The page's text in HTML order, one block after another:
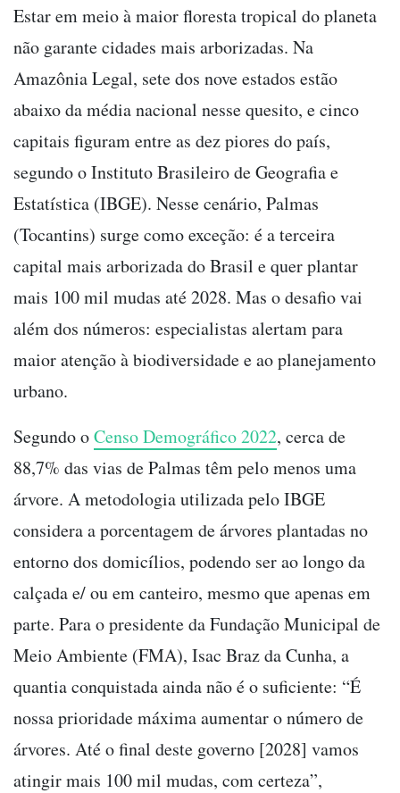
Estar em meio à maior floresta tropical do planeta
não garante cidades mais arborizadas. Na
Amazônia Legal, sete dos nove estados estão
abaixo da média nacional nesse quesito, e cinco
capitais figuram entre as dez piores do país,
segundo o Instituto Brasileiro de Geografia e
Estatística (IBGE). Nesse cenário, Palmas
(Tocantins) surge como exceção: é a terceira
capital mais arborizada do Brasil e quer plantar
mais 100 mil mudas até 2028. Mas o desafio vai
além dos números: especialistas alertam para
maior atenção à biodiversidade e ao planejamento
urbano.
Segundo oCenso Demográfico 2022, cerca de
88,7% das vias de Palmas têm pelo menos uma
árvore. A metodologia utilizada pelo IBGE
considera a porcentagem de árvores plantadas no
entorno dos domicílios, podendo ser ao longo da
calçada e/ ou em canteiro, mesmo que apenas em
parte. Para o presidente da Fundação Municipal de
Meio Ambiente (FMA), Isac Braz da Cunha, a
quantia conquistada ainda não é o suficiente: “É
nossa prioridade máxima aumentar o número de
árvores. Até o final deste governo [2028] vamos
atingir mais 100 mil mudas, com certeza”,